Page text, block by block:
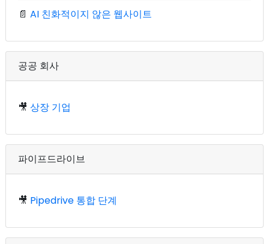
📄 AI 친화적이지 않은 웹사이트
공공 회사
🎥 상장 기업
파이프드라이브
🎥 Pipedrive 통합 단계